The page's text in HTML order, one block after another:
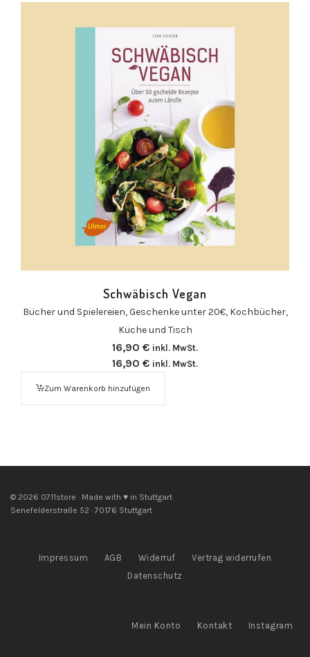
Schwäbisch Vegan
Bücher und Spielereien,Geschenke unter 20€, Kochbücher,
Küche und Tisch
16,90 € inkl. MwSt.
16,90 € inkl. MwSt.
Zum Warenkorb hinzufügen
© 2026 0711store · Made with ♥ in Stuttgart
Senefelderstraße 52 · 70176 Stuttgart
Impressum AGB Widerruf
Vertrag widerrufen
Datenschutz
Mein Konto Kontakt Instagram